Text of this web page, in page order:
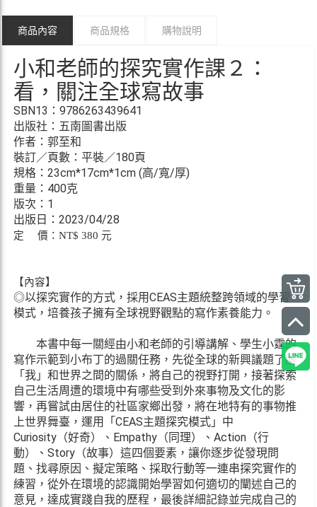
商品內容 商品規格 購物說明
小和老師的探究實作課２：
看，關注全球寫故事
SBN13：9786263439641
出版社：五南圖書出版
作者：郭至和
裝訂／頁數：平裝／180頁
規格：23cm*17cm*1cm (高/寬/厚)
重量：400克
版次：1
出版日：2023/04/28
定 價：NT$ 380 元
【內容】
◎以探究實作的方式，採用CEAS主題統整跨領域的學習
模式，培養孩子擁有全球視野觀點的寫作素養能力。
本書中每一關經由小和老師的引導講解、學生小霆的
寫作示範到小布丁的過關任務，先從全球的新興議題了解
「我」和世界之間的關係，將自己的視野打開，接著探索
自己生活周遭的環境中有哪些受到外來事物及文化的影
響，再嘗試由居住的社區家鄉出發，將在地特有的事物推
上世界舞臺，運用「CEAS主題探究模式」中
Curiosity（好奇）、Empathy（同理）、Action（行
動）、Story（故事）這四個要素，讓你逐步從發現問
題、找尋原因、擬定策略、採取行動等一連串探究實作的
練習，從外在環境的認識開始學習如何適切的闡述自己的
意見，達成實踐自我的歷程，最後詳細記錄並完成自己的